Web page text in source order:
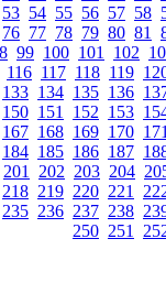
53 54 55 56 57 58
76 77 78 79 80 81
99 100 101 102
116 117 118 119
133 134 135 136
150 151 152 153
167 168 169 170
184 185 186 187
201 202 203 204
218 219 220 221
235 236 237 238
250 251